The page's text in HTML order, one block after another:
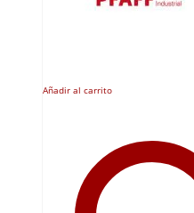
Añadir al carrito